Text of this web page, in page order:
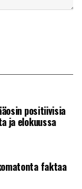
positiivisia
ja elokuussa
faktaa